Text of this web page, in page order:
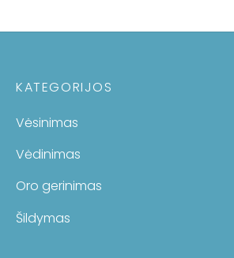
KATEGORIJOS
Vėsinimas
Vėdinimas
Oro gerinimas
Šildymas